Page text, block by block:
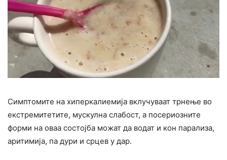
Симптомите на хиперкалиемија вклучуваат трнење во
екстремитетите, мускулна слабост, а посериозните
форми на оваа состојба можат да водат и кон парализа,
аритимија, па дури и срцев у дар.